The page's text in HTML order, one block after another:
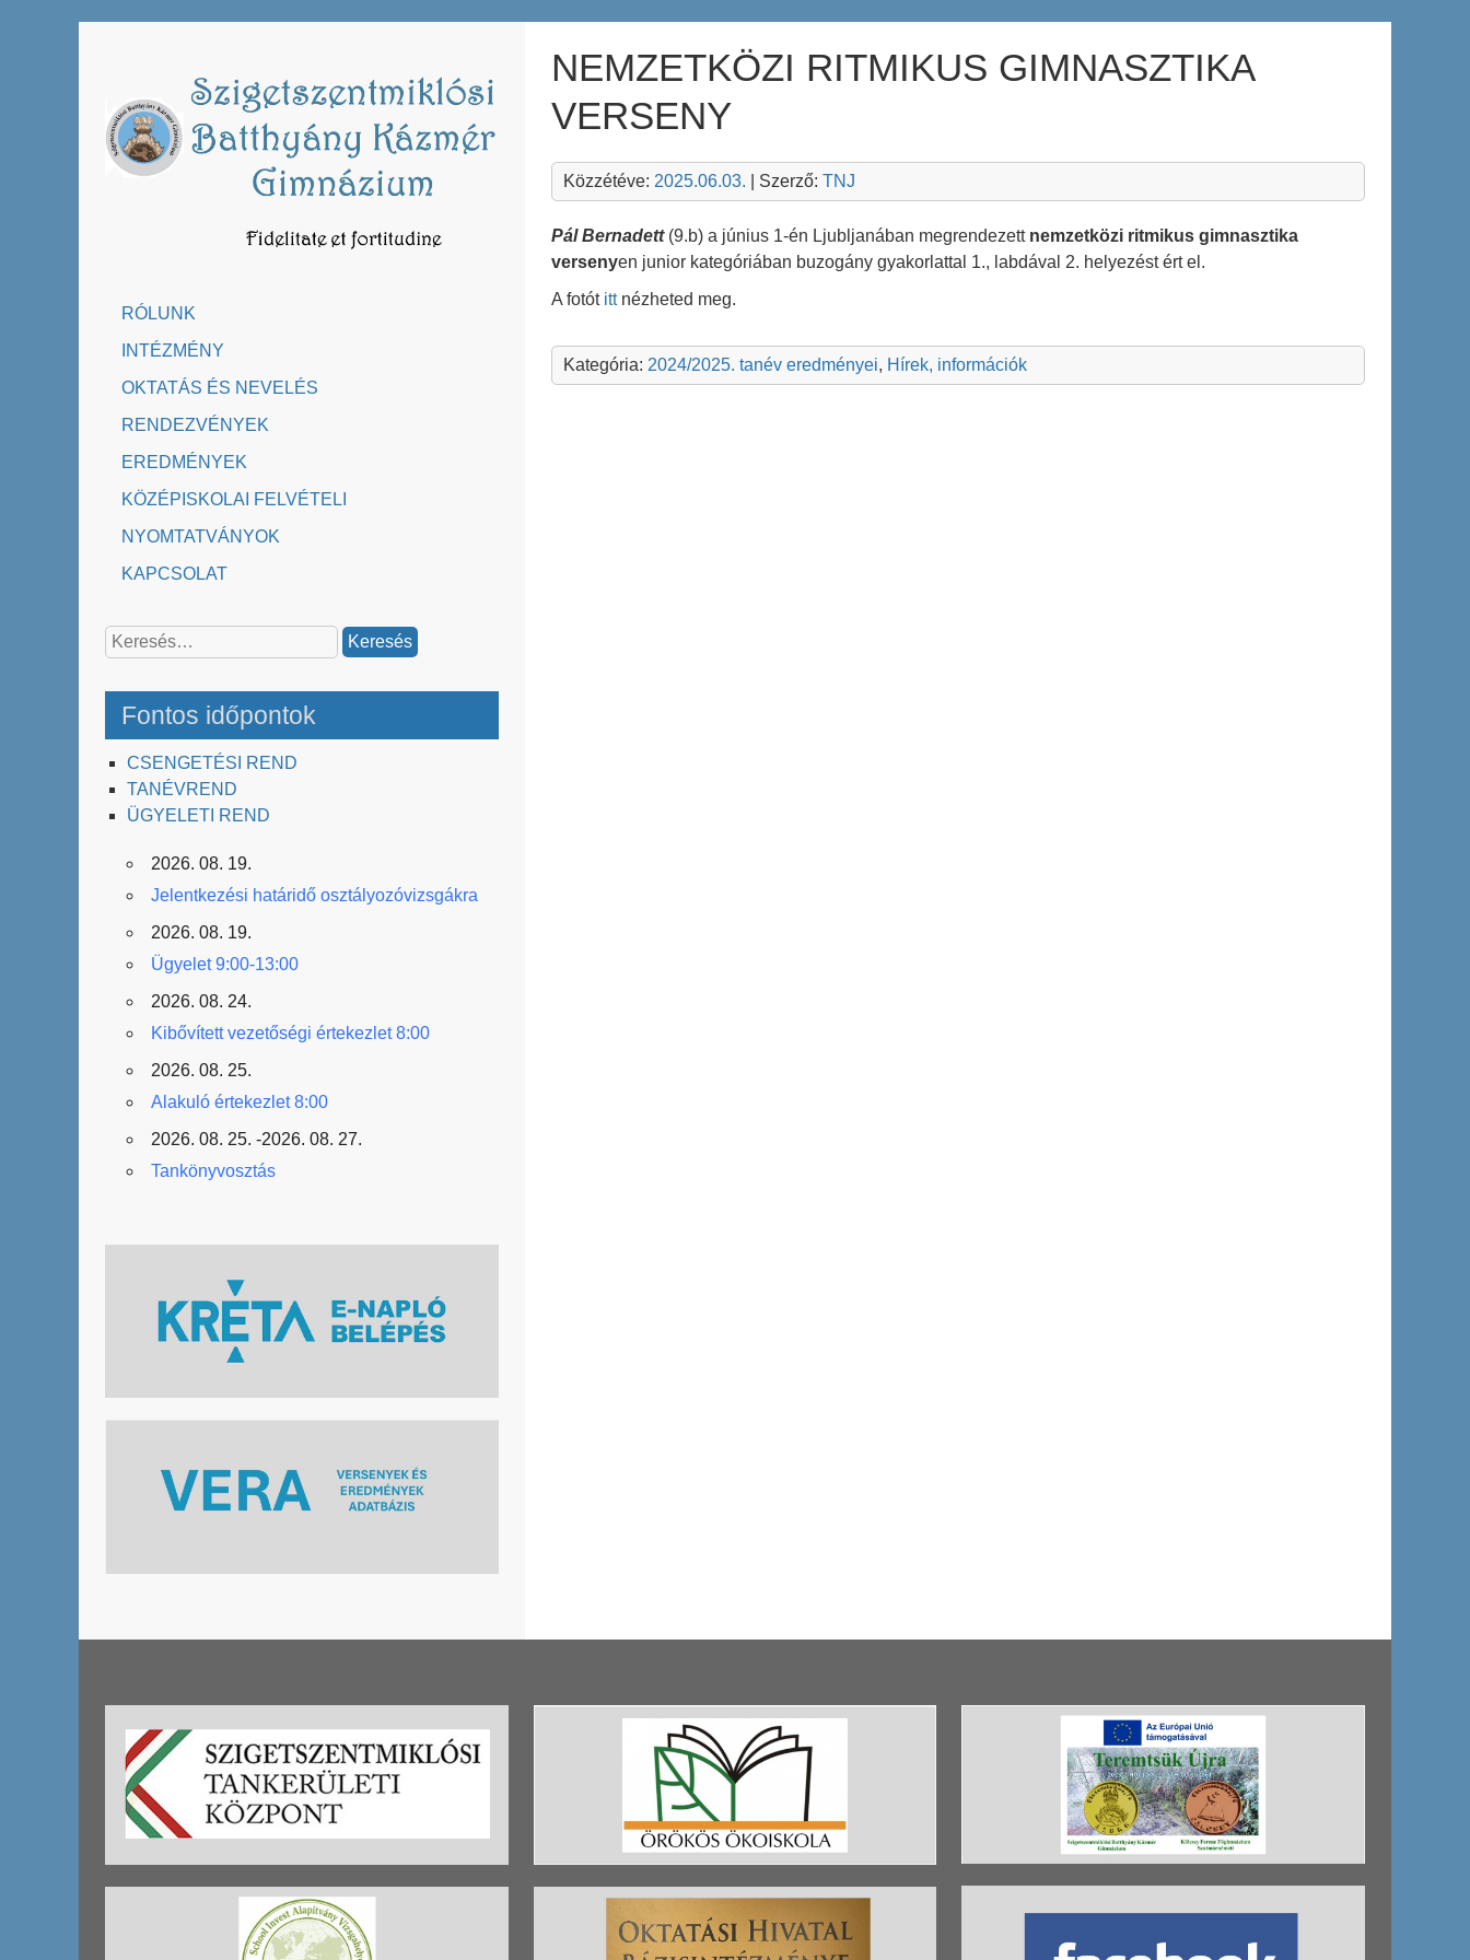
RÓLUNK
INTÉZMÉNY
OKTATÁS ÉS NEVELÉS
RENDEZVÉNYEK
EREDMÉNYEK
KÖZÉPISKOLAI FELVÉTELI
NYOMTATVÁNYOK
KAPCSOLAT
Keresés:
Fontos időpontok
CSENGETÉSI REND
TANÉVREND
ÜGYELETI REND
2026. 08. 19.
Jelentkezési határidő osztályozóvizsgákra
2026. 08. 19.
Ügyelet 9:00-13:00
2026. 08. 24.
Kibővített vezetőségi értekezlet 8:00
2026. 08. 25.
Alakuló értekezlet 8:00
2026. 08. 25. -2026. 08. 27.
Tankönyvosztás
NEMZETKÖZI RITMIKUS GIMNASZTIKA
VERSENY
Közzétéve: 2025.06.03. | Szerző: TNJ
Pál Bernadett(9.b) a június 1-én Ljubljanában megrendezett nemzetközi ritmikus gimnasztika
versenyen junior kategóriában buzogány gyakorlattal 1., labdával 2. helyezést ért el.
A fotót ittnézheted meg.
Kategória: 2024/2025. tanév eredményei, Hírek, információk